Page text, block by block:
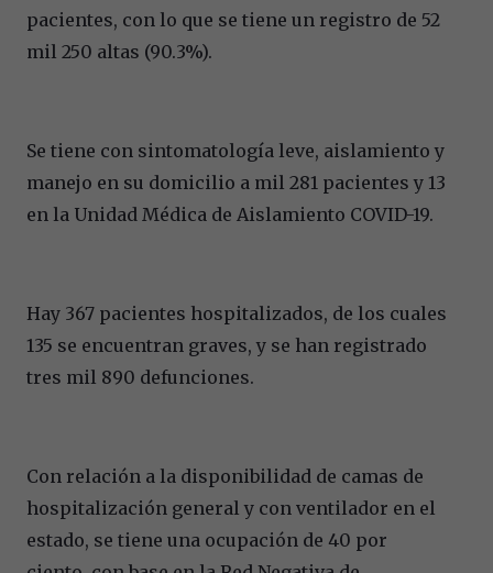
pacientes, con lo que se tiene un registro de 52
mil 250 altas (90.3%).
Se tiene con sintomatología leve, aislamiento y
manejo en su domicilio a mil 281 pacientes y 13
en la Unidad Médica de Aislamiento COVID-19.
Hay 367 pacientes hospitalizados, de los cuales
135 se encuentran graves, y se han registrado
tres mil 890 defunciones.
Con relación a la disponibilidad de camas de
hospitalización general y con ventilador en el
estado, se tiene una ocupación de 40 por